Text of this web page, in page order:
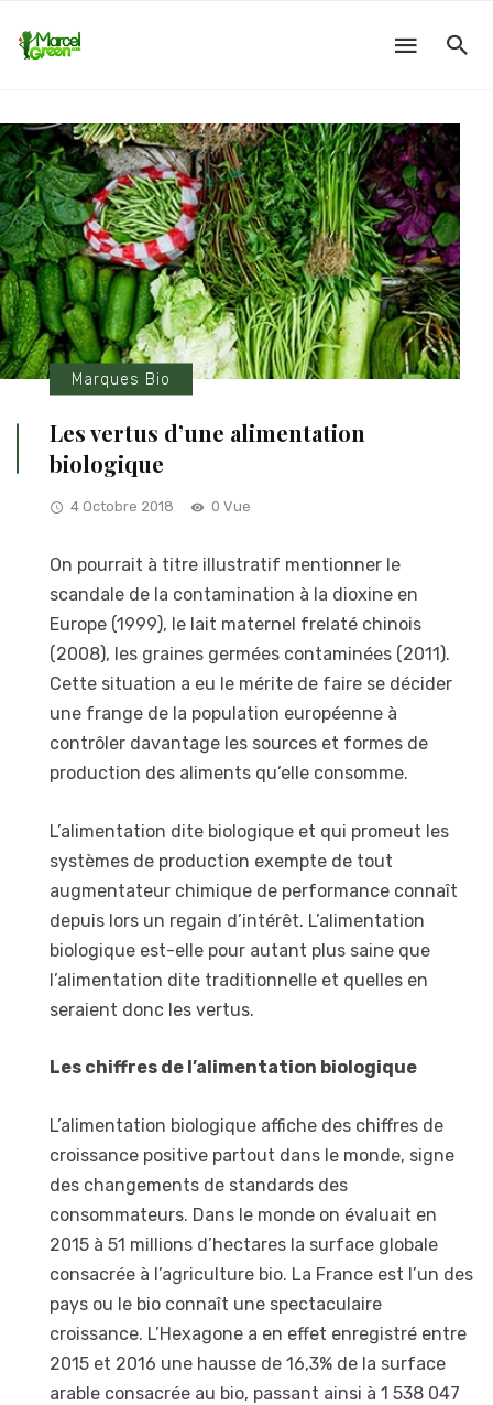
Marques Bio
Les vertus d’une alimentation
biologique
4 Octobre 2018 0 Vue
On pourrait à titre illustratif mentionner le
scandale de la contamination à la dioxine en
Europe (1999), le lait maternel frelaté chinois
(2008), les graines germées contaminées (2011).
Cette situation a eu le mérite de faire se décider
une frange de la population européenne à
contrôler davantage les sources et formes de
production des aliments qu’elle consomme.
L’alimentation dite biologique et qui promeut les
systèmes de production exempte de tout
augmentateur chimique de performance connaît
depuis lors un regain d’intérêt. L’alimentation
biologique est-elle pour autant plus saine que
l’alimentation dite traditionnelle et quelles en
seraient donc les vertus.
Les chiffres de l’alimentation biologique
L’alimentation biologique affiche des chiffres de
croissance positive partout dans le monde, signe
des changements de standards des
consommateurs. Dans le monde on évaluait en
2015 à 51 millions d’hectares la surface globale
consacrée à l’agriculture bio. La France est l’un des
pays ou le bio connaît une spectaculaire
croissance. L’Hexagone a en effet enregistré entre
2015 et 2016 une hausse de 16,3% de la surface
arable consacrée au bio, passant ainsi à 1 538 047